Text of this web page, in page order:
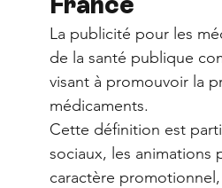
La publicité pour les
de la santé publique
visant à promouvoir la
médicaments.
Cette définition est
sociaux, les animations
caractère